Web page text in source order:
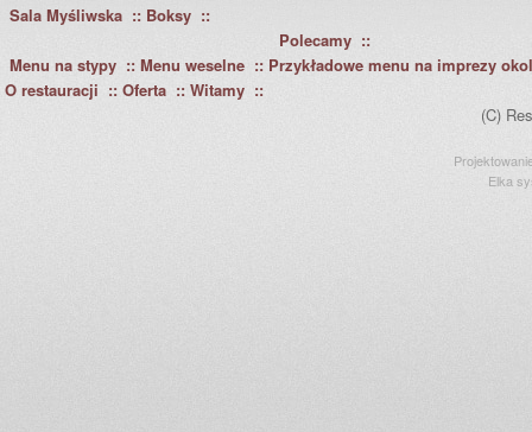
Sala Myśliwska
Boksy
Polecamy
Menu na stypy
Menu weselne
Przykładowe menu na imprezy
O restauracji
Oferta
Witamy
(C)
Elka